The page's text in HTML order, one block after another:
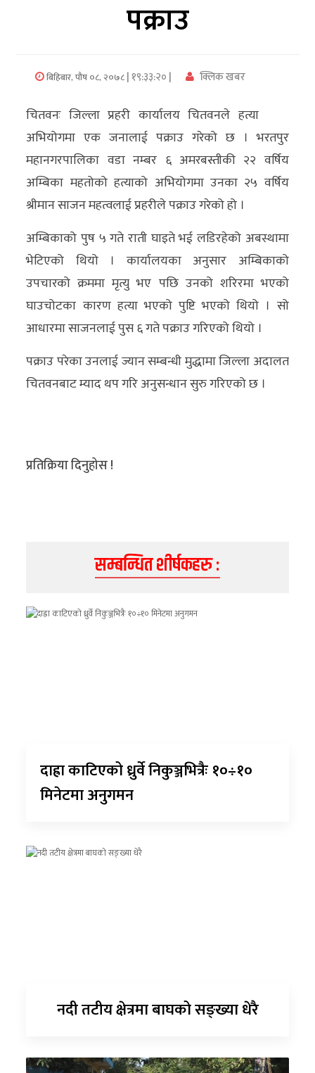
मनाेरञ्जन
विज्ञान
प्रविधि
अन्तरर्वार्ता
विचार/
ब्लग
खेलकुद
रोचक
अन्य
क्लिक
खबर
फोटो
पक्राउ
बिहिबार, पौष ०८, २०७८| १९:३३:२० | क्लिक खबर
चितवनः जिल्ला प्रहरी कार्यालय चितवनले हत्या
अभियोगमा एक जनालाई पक्राउ गरेको छ । भरतपुर
महानगरपालिका वडा नम्बर ६ अमरबस्तीकी २२ वर्षिय
अम्बिका महतोको हत्याको अभियोगमा उनका २५ वर्षिय
श्रीमान साजन महत्वलाई प्रहरीले पक्राउ गरेको हो ।
अम्बिकाको पुष ५ गते राती घाइते भई लडिरहेको अबस्थामा
भेटिएको थियो । कार्यालयका अनुसार अम्बिकाको
उपचारको क्रममा मृत्यु भए पछि उनको शरिरमा भएको
घाउचोटका कारण हत्या भएको पुष्टि भएको थियो । सो
आधारमा साजनलाई पुस ६ गते पक्राउ गरिएको थियो ।
पक्राउ परेका उनलाई ज्यान सम्बन्धी मुद्धामा जिल्ला अदालत
चितवनबाट म्याद थप गरि अनुसन्धान सुरु गरिएको छ ।
प्रतिक्रिया दिनुहोस !
सम्बन्धित शीर्षकहरु :
दाह्रा काटिएको ध्रुर्वे निकुञ्जभित्रैः १०÷१०
मिनेटमा अनुगमन
नदी तटीय क्षेत्रमा बाघको सङ्ख्या धेरै